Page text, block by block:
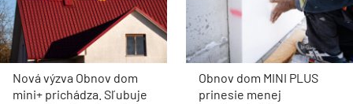
Nová výzva Obnov dom
mini+ prichádza. Sľubuje
Obnov dom MINI PLUS
prinesie menej